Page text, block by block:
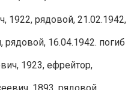
рядовой, 21.02.1942,
16.04.1942. погиб
1923, ефрейтор,